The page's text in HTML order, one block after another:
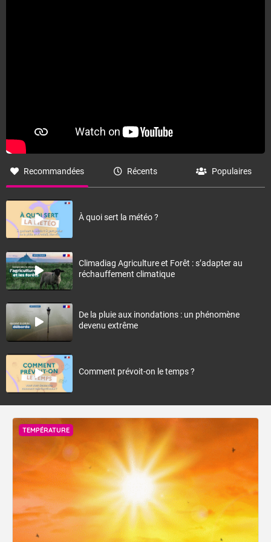
Recommandées Récents Populaires
À quoi sert la météo ?
Climadiag Agriculture et Forêt : s’adapter au
réchauffement climatique
De la pluie aux inondations : un phénomène
devenu extrême
Comment prévoit-on le temps ?
TEMPÉRATURE